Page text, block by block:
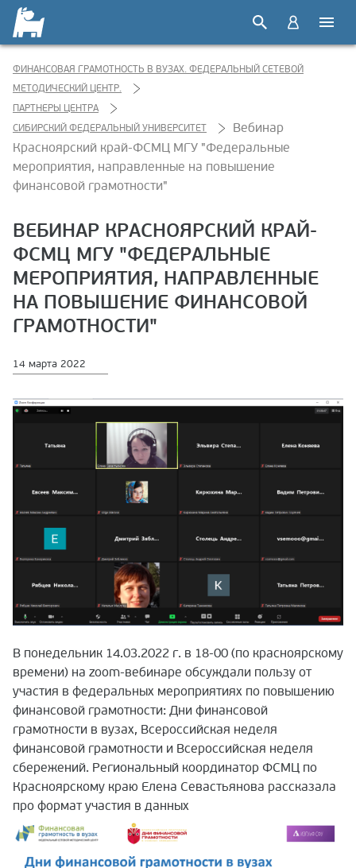
ФИНАНСОВАЯ ГРАМОТНОСТЬ В ВУЗАХ. ФЕДЕРАЛЬНЫЙ СЕТЕВОЙ
МЕТОДИЧЕСКИЙ ЦЕНТР.
ПАРТНЕРЫ ЦЕНТРА
СИБИРСКИЙ ФЕДЕРАЛЬНЫЙ УНИВЕРСИТЕТ
Вебинар
Красноярский край-ФСМЦ МГУ "Федеральные
мероприятия, направленные на повышение
финансовой грамотности"
ВЕБИНАР КРАСНОЯРСКИЙ КРАЙ-
ФСМЦ МГУ "ФЕДЕРАЛЬНЫЕ
МЕРОПРИЯТИЯ, НАПРАВЛЕННЫЕ
НА ПОВЫШЕНИЕ ФИНАНСОВОЙ
ГРАМОТНОСТИ"
14 марта 2022
В понедельник 14.03.2022 г. в 18-00 (по красноярскому
времени) на zoom-вебинаре обсуждали пользу от
участия в федеральных мероприятиях по повышению
финансовой грамотности: Дни финансовой
грамотности в вузах, Всероссийская неделя
финансовой грамотности и Всероссийская неделя
сбережений. Региональный координатор ФСМЦ по
Красноярскому краю Елена Севастьянова рассказала
про формат участия в данных